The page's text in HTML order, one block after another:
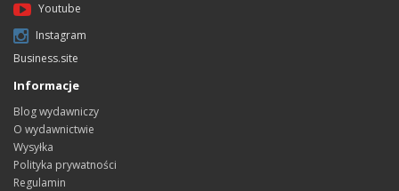
Youtube
Instagram
Business.site
Informacje
Blog wydawniczy
O wydawnictwie
Wysyłka
Polityka prywatności
Regulamin